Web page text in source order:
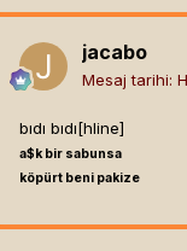
jacabo
Mesaj tarihi:
bıdı bıdı[hline]
a$k bir sabunsa
köpürt beni pakize